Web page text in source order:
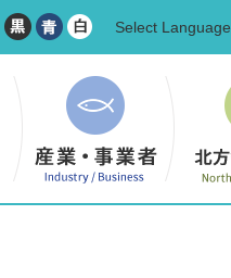
Select Language